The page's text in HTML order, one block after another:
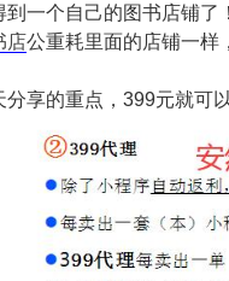
一个自己的图书店铺了！
店公重耗里面的店铺一样
分享的重点，399元就可